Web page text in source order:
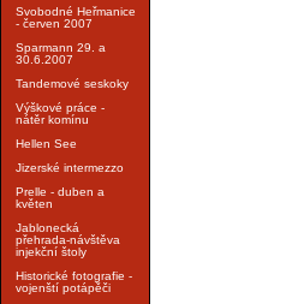
Svobodné Heřmanice
- červen 2007
Sparmann 29. a
30.6.2007
Tandemové seskoky
Výškové práce -
nátěr komínu
Hellen See
Jizerské intermezzo
Prelle - duben a
květen
Jablonecká
přehrada-návštěva
injekční štoly
Historické fotografie -
vojenští potápěči